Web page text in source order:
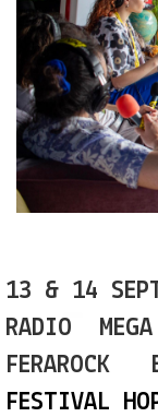
13 & 14
RADIO
FESTIVAL